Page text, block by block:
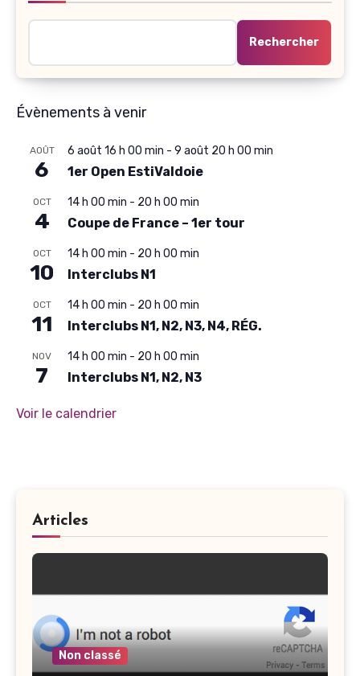
Rechercher
Évènements à venir
AOÛT
6
6 août 16 h 00 min - 9 août 20 h 00 min
1er Open EstiValdoie
OCT
4
14 h 00 min - 20 h 00 min
Coupe de France – 1er tour
OCT
10
14 h 00 min - 20 h 00 min
Interclubs N1
OCT
11
14 h 00 min - 20 h 00 min
Interclubs N1, N2, N3, N4, RÉG.
NOV
7
14 h 00 min - 20 h 00 min
Interclubs N1, N2, N3
Voir le calendrier
Articles
Non classé